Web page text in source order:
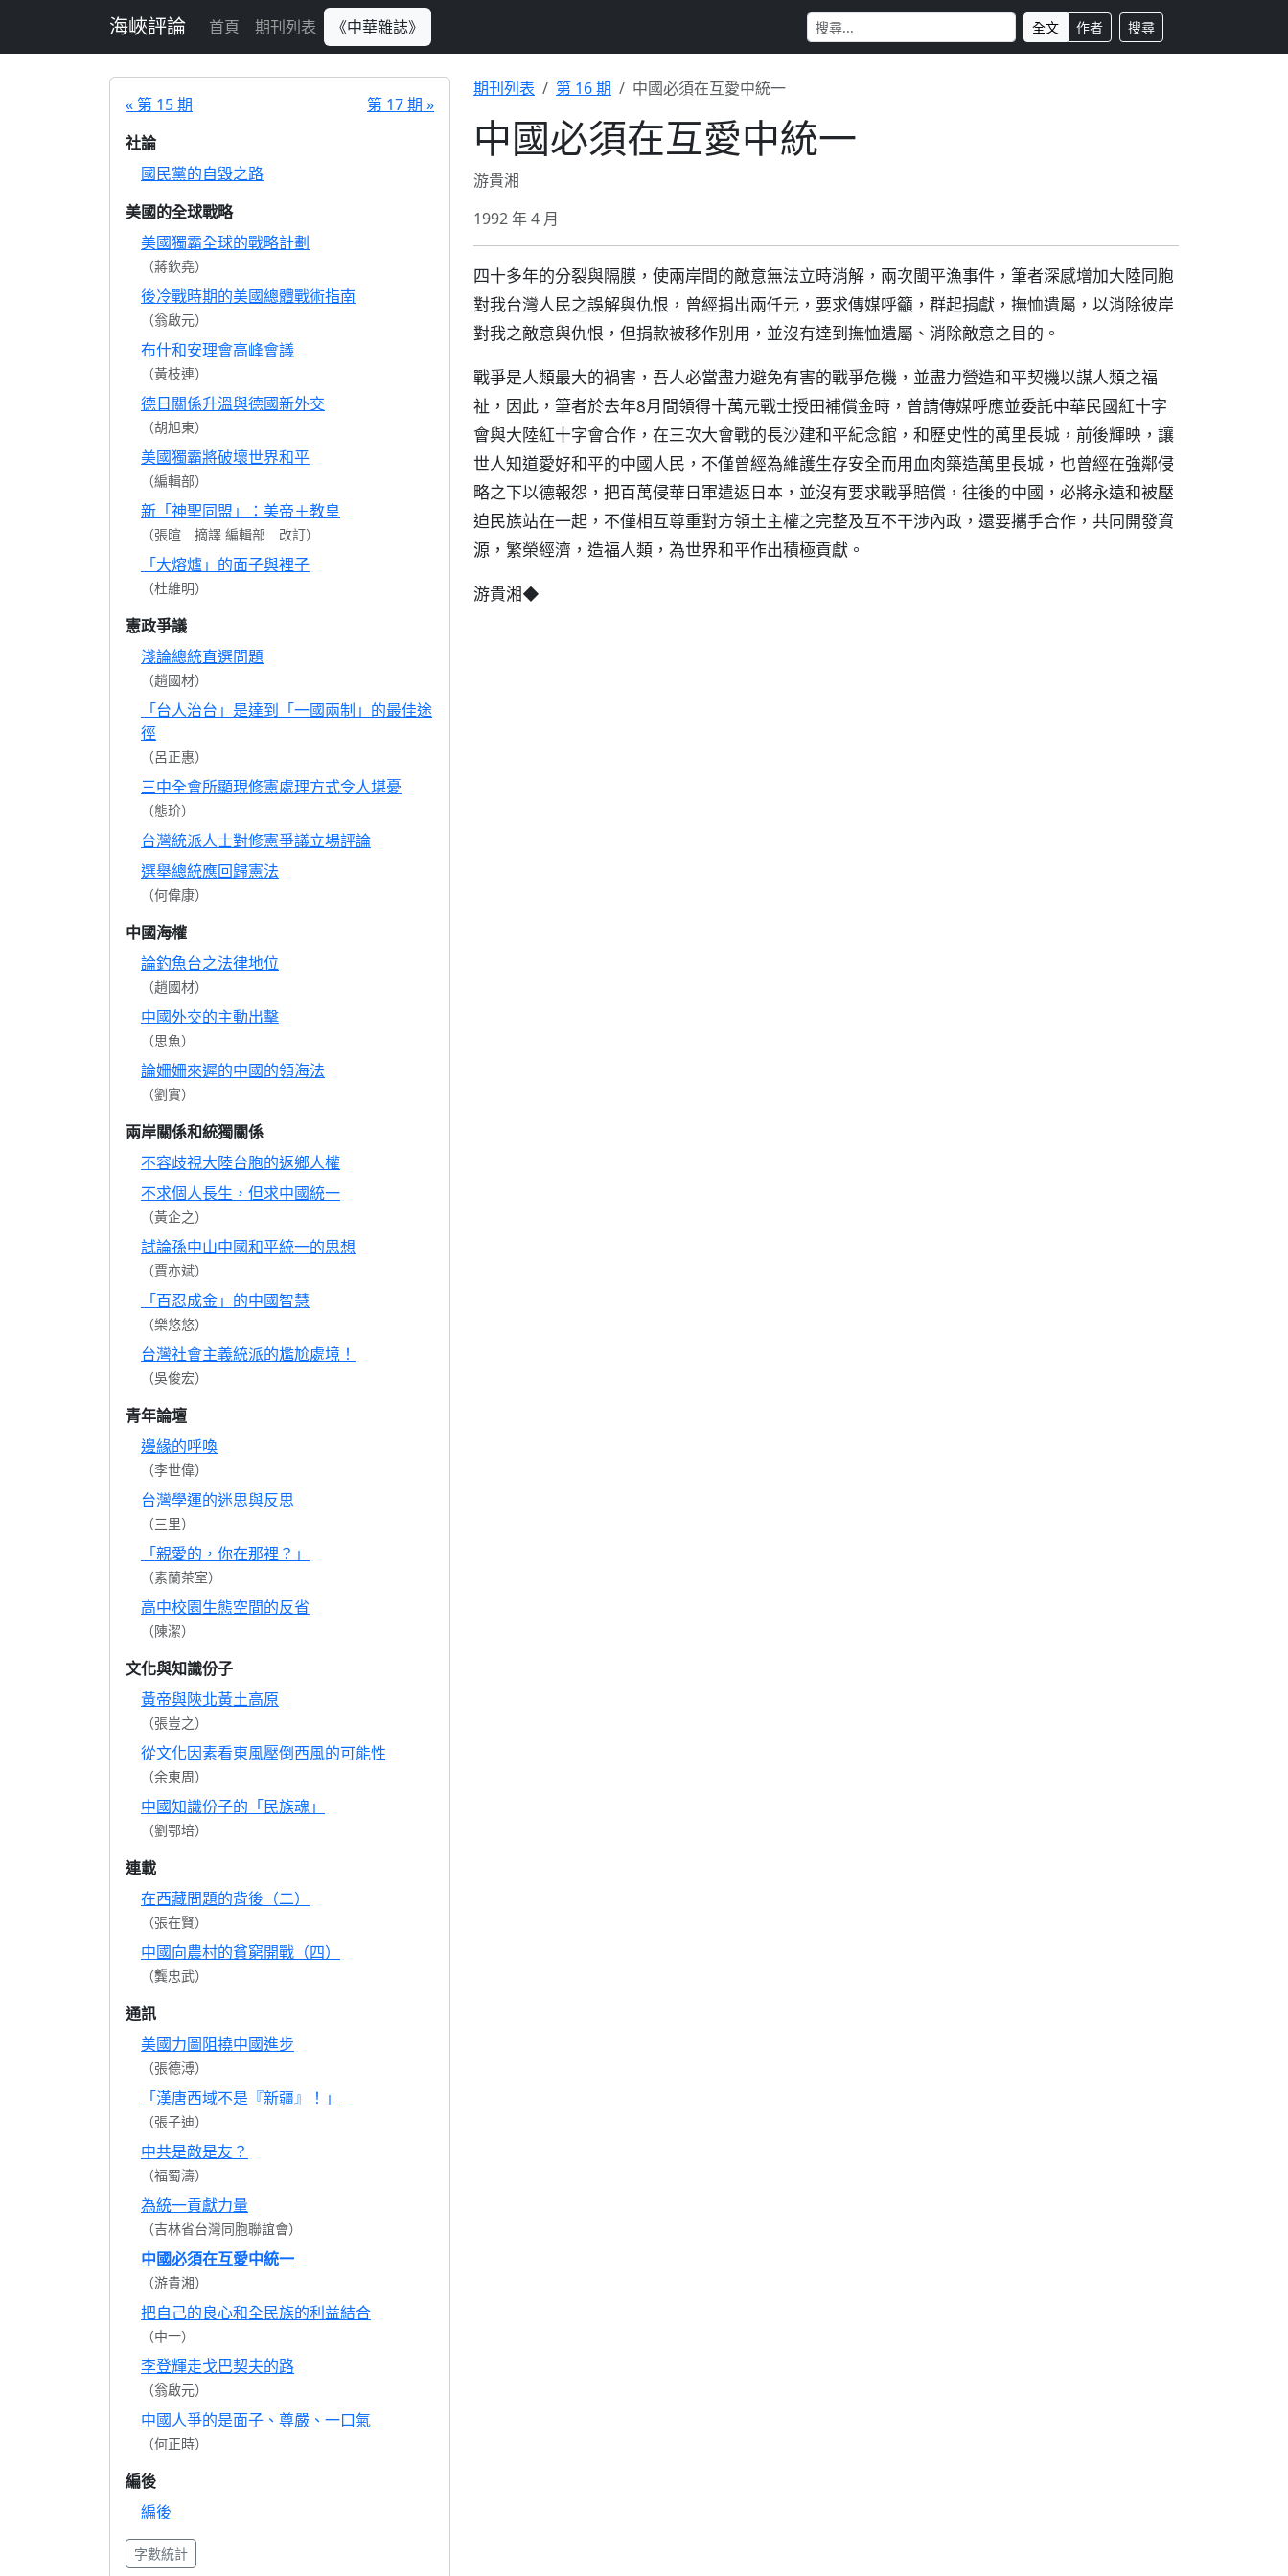
海峽評論 首頁 期刊列表 《中華雜誌》 全文 作者 搜尋
« 第 15 期
第 17 期 »
社論
國民黨的自毀之路
美國的全球戰略
美國獨霸全球的戰略計劃
（蔣欽堯）
後冷戰時期的美國總體戰術指南
（翁啟元）
布什和安理會高峰會議
（黃枝連）
德日關係升溫與德國新外交
（胡旭東）
美國獨霸將破壞世界和平
（編輯部）
新「神聖同盟」：美帝＋教皇
（張暄 摘譯 編輯部 改訂）
「大熔爐」的面子與裡子
（杜維明）
憲政爭議
淺論總統直選問題
（趙國材）
「台人治台」是達到「一國兩制」的最佳途
徑
（呂正惠）
三中全會所顯現修憲處理方式令人堪憂
（態玠）
台灣統派人士對修憲爭議立場評論
選舉總統應回歸憲法
（何偉康）
中國海權
論釣魚台之法律地位
（趙國材）
中國外交的主動出擊
（思魚）
論姍姍來遲的中國的領海法
（劉實）
兩岸關係和統獨關係
不容歧視大陸台胞的返鄉人權
不求個人長生，但求中國統一
（黃企之）
試論孫中山中國和平統一的思想
（賈亦斌）
「百忍成金」的中國智慧
（樂悠悠）
台灣社會主義統派的尷尬處境！
（吳俊宏）
青年論壇
邊緣的呼喚
（李世偉）
台灣學運的迷思與反思
（三里）
「親愛的，你在那裡？」
（素蘭茶室）
高中校園生態空間的反省
（陳潔）
文化與知識份子
黃帝與陝北黃土高原
（張豈之）
從文化因素看東風壓倒西風的可能性
（余東周）
中國知識份子的「民族魂」
（劉鄂培）
連載
在西藏問題的背後（二）
（張在賢）
中國向農村的貧窮開戰（四）
（龔忠武）
通訊
美國力圖阻撓中國進步
（張德溥）
「漢唐西域不是『新疆』！」
（張子迪）
中共是敵是友？
（福蜀濤）
為統一貢獻力量
（吉林省台灣同胞聯誼會）
中國必須在互愛中統一
（游貴湘）
把自己的良心和全民族的利益結合
（中一）
李登輝走戈巴契夫的路
（翁啟元）
中國人爭的是面子、尊嚴、一口氣
（何正時）
編後
編後
字數統計
期刊列表 第 16 期 中國必須在互愛中統一
中國必須在互愛中統一
游貴湘
1992 年 4 月
四十多年的分裂與隔膜，使兩岸間的敵意無法立時消解，兩次閩平漁事件，筆者深感增加大陸同胞
對我台灣人民之誤解與仇恨，曾經捐出兩仟元，要求傳媒呼籲，群起捐獻，撫恤遺屬，以消除彼岸
對我之敵意與仇恨，但捐款被移作別用，並沒有達到撫恤遺屬、消除敵意之目的。
戰爭是人類最大的禍害，吾人必當盡力避免有害的戰爭危機，並盡力營造和平契機以謀人類之福
祉，因此，筆者於去年8月間領得十萬元戰士授田補償金時，曾請傳媒呼應並委託中華民國紅十字
會與大陸紅十字會合作，在三次大會戰的長沙建和平紀念館，和歷史性的萬里長城，前後輝映，讓
世人知道愛好和平的中國人民，不僅曾經為維護生存安全而用血肉築造萬里長城，也曾經在強鄰侵
略之下以德報怨，把百萬侵華日軍遣返日本，並沒有要求戰爭賠償，往後的中國，必將永遠和被壓
迫民族站在一起，不僅相互尊重對方領土主權之完整及互不干涉內政，還要攜手合作，共同開發資
源，繁榮經濟，造福人類，為世界和平作出積極貢獻。
游貴湘◆